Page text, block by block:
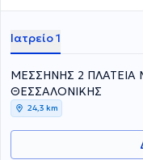
Ιατρείο 1
ΜΕΣΣΗΝΗΣ 2 ΠΛΑΤΕΙΑ ΜΕΤΕΩΡΩΝ, Πολίχνη, ΝΟΜΟΣ
ΘΕΣΣΑΛΟΝΙΚΗΣ
24,3 km